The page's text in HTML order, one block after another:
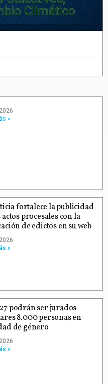
»
fortalece la publicidad
actos procesales con la
de edictos en su web
»
podrán ser jurados
8.000 personas en
de género
»